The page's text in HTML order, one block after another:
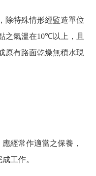
除特殊情形經監造單位
之氣溫在10℃以上，且
原有路面乾燥無積水現
經常作適當之保養，
工作。